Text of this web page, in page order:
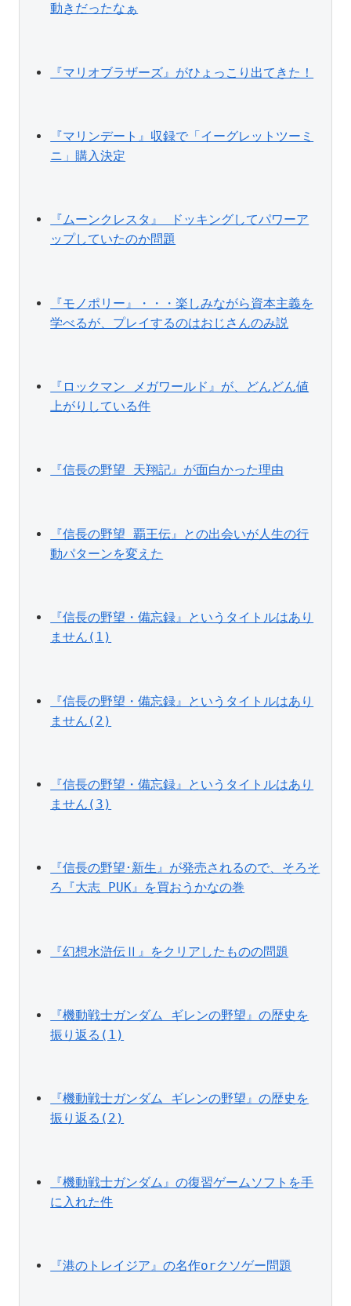
動きだったなぁ
『マリオブラザーズ』がひょっこり出てきた！
『マリンデート』収録で「イーグレットツーミ
ニ」購入決定
『ムーンクレスタ』 ドッキングしてパワーア
ップしていたのか問題
『モノポリー』・・・楽しみながら資本主義を
学べるが、プレイするのはおじさんのみ説
『ロックマン メガワールド』が、どんどん値
上がりしている件
『信長の野望 天翔記』が面白かった理由
『信長の野望 覇王伝』との出会いが人生の行
動パターンを変えた
『信長の野望・備忘録』というタイトルはあり
ません(1)
『信長の野望・備忘録』というタイトルはあり
ません(2)
『信長の野望・備忘録』というタイトルはあり
ません(3)
『信長の野望･新生』が発売されるので、そろそ
ろ『大志 PUK』を買おうかなの巻
『幻想水滸伝Ⅱ』をクリアしたものの問題
『機動戦士ガンダム ギレンの野望』の歴史を
振り返る(1)
『機動戦士ガンダム ギレンの野望』の歴史を
振り返る(2)
『機動戦士ガンダム』の復習ゲームソフトを手
に入れた件
『港のトレイジア』の名作orクソゲー問題